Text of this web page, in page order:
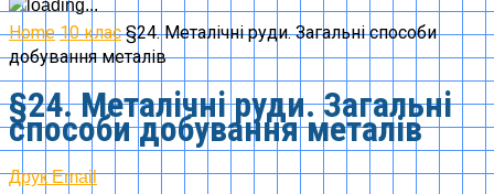
Home 10 клас §24. Металічні руди. Загальні способи
добування металів
§24. Металічні руди. Загальні
способи добування металів
Друк Email